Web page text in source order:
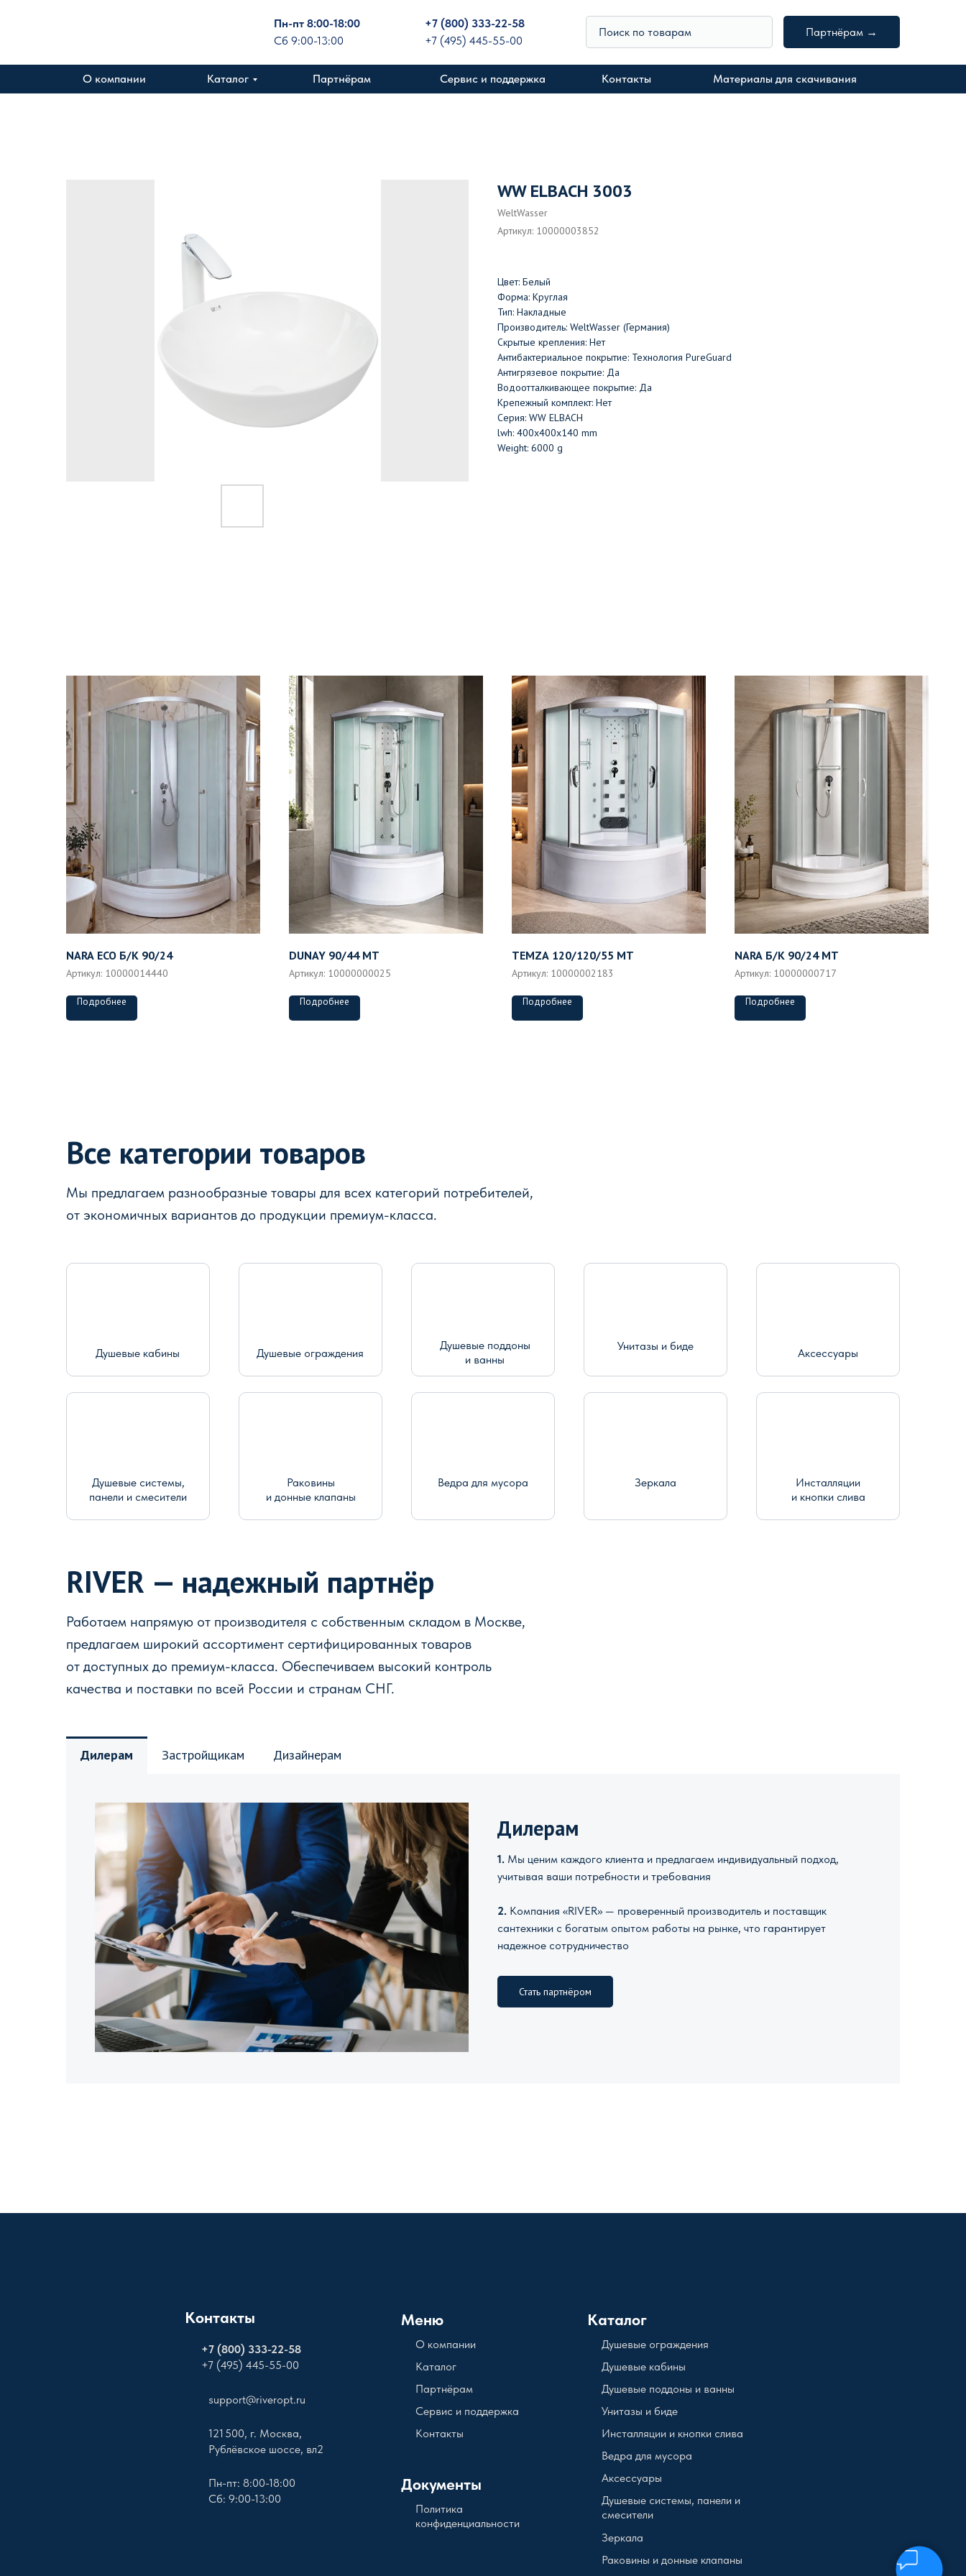
Партнёрам →
О компании Материалы для скачивания
Каталог Партнёрам Сервис и поддержка Контакты
Пн-пт 8:00-18:00
Сб 9:00-13:00
+7 (800) 333-22-58
+7 (495) 445-55-00
Поиск по товарам
WW ELBACH 3003
WeltWasser
Артикул: 10000003852
Цвет: Белый
Форма: Круглая
Тип: Накладные
Производитель: WeltWasser (Германия)
Скрытые крепления: Нет
Антибактериальное покрытие: Технология PureGuard
Антигрязевое покрытие: Да
Водоотталкивающее покрытие: Да
Крепежный комплект: Нет
Серия: WW ELBACH
lwh: 400x400x140 mm
Weight: 6000 g
NARA ECO Б/К 90/24
Артикул: 10000014440
Подробнее
DUNAY 90/44 MT
Артикул: 10000000025
Подробнее
TEMZA 120/120/55 MT
Артикул: 10000002183
Подробнее
NARA Б/К 90/24 MT
Артикул: 10000000717
Подробнее
Все категории товаров
Мы предлагаем разнообразные товары для всех категорий потребителей,
от экономичных вариантов до продукции премиум-класса.
Душевые системы,
панели и смесители
Ведра для мусора
Душевые кабины
Зеркала
Душевые ограждения
Раковины
и донные клапаны
Аксессуары
Инсталляции
и кнопки слива
Унитазы и биде
Душевые поддоны
и ванны
RIVER — надежный партнёр
Работаем напрямую от производителя с собственным складом в Москве,
предлагаем широкий ассортимент сертифицированных товаров
от доступных до премиум-класса. Обеспечиваем высокий контроль
качества и поставки по всей России и странам СНГ.
Дилерам Застройщикам Дизайнерам
Дилерам
1. Мы ценим каждого клиента и предлагаем индивидуальный подход,
учитывая ваши потребности и требования
2. Компания «RIVER» — проверенный производитель и поставщик
сантехники с богатым опытом работы на рынке, что гарантирует
надежное сотрудничество
Стать партнёром
Контакты
+7 (800) 333-22-58
+7 (495) 445-55-00
support@riveropt.ru
Меню
121 500, г. Москва,
Рублёвское шоссе, вл2
О компании
Документы
Пн-пт: 8:00-18:00
Сб: 9:00-13:00
Каталог
Политика
конфиденциальности
Партнёрам
Сервис и поддержка
Контакты
Каталог
Душевые кабины
Душевые поддоны и ванны
Унитазы и биде
Инсталляции и кнопки слива
Ведра для мусора
Аксессуары
Душевые системы, панели и
смесители
Зеркала
Раковины и донные клапаны
Душевые ограждения